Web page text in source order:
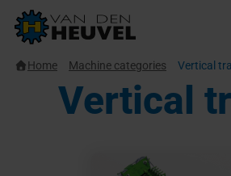
Home Machine categories Vertical
Vertical